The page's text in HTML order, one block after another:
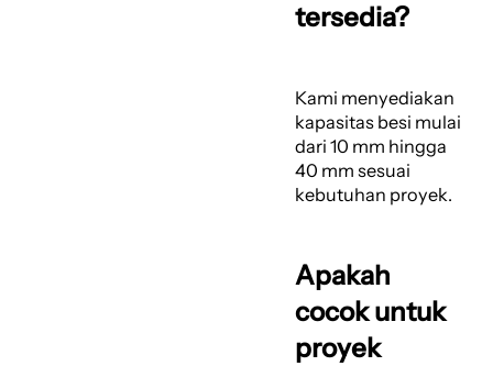
tersedia?
Kami menyediakan
kapasitas besi mulai
dari 10 mm hingga
40 mm sesuai
kebutuhan proyek.
Apakah
cocok untuk
proyek